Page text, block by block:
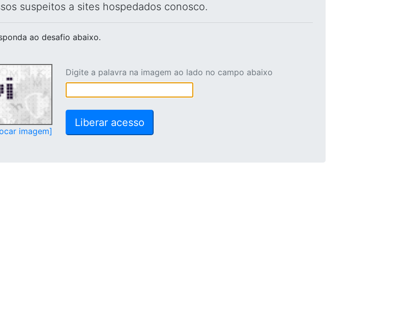
suspeitos a sites hospedados conosco.
ao desafio abaixo.
imagem]
Digite a palavra na imagem ao lado no campo abaixo